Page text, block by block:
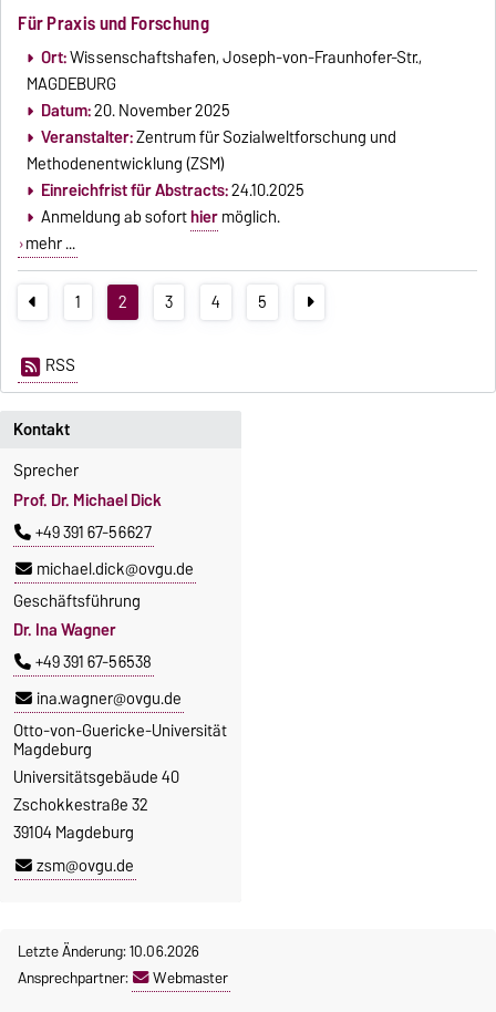
Für Praxis und Forschung
Ort:Wissenschaftshafen, Joseph-von-Fraunhofer-Str.,
MAGDEBURG
Datum:20. November 2025
Veranstalter:Zentrum für Sozialweltforschung und
Methodenentwicklung (ZSM)
Einreichfrist für Abstracts:24.10.2025
Anmeldung ab soforthiermöglich.
mehr ...
1 2 3 4 5
RSS
Kontakt
Sprecher
Prof. Dr. Michael Dick
+49 391 67-56627
michael.dick@ovgu.de
Geschäftsführung
Dr. Ina Wagner
+49 391 67-56538
ina.wagner@ovgu.de
Otto-von-Guericke-Universität
Magdeburg
Universitätsgebäude 40
Zschokkestraße 32
39104 Magdeburg
zsm@ovgu.de
Letzte Änderung: 10.06.2026
Ansprechpartner:
Webmaster